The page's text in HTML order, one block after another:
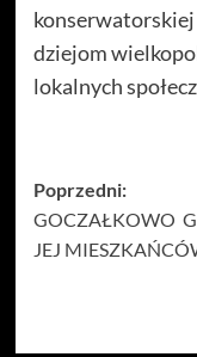
dziejom
lokalnych
Zobacz
wpisy
Poprzedni:
GOCZAŁKOWO
JEJ